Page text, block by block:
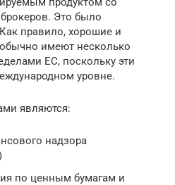
Это было
правило, хорошие и
имеют несколько
ЕС, поскольку эти
уровне.
являются:
надзора
по ценным бумагам и